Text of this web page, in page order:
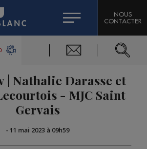
CHRONIQUES DE L'EXPERT
CITIZEN MACHINERY
MASSIF DOMAINES SKIABLES
BIGARD
DU MONT-BLANC
NOUS
CONTACTER
| Nathalie Darasse et
- MJC Saint
Gervais
- 11 mai 2023 à 09h59